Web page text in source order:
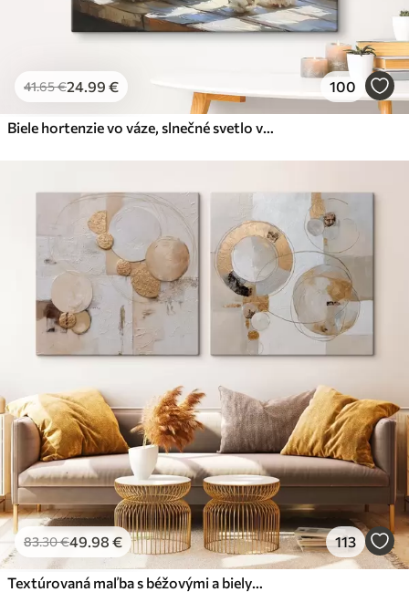
41.65€24.99 € 100
Biele hortenzie vo váze, slnečné svetlo v okne, olejomaľba
83.30€49.98 € 113
Textúrovaná maľba s béžovými a bielymi tvarmi